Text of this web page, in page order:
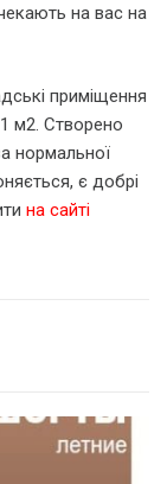
на вас на
приміщення
м2. Створено
нормальної
є добрі
на сайті